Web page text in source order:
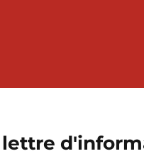
lettre